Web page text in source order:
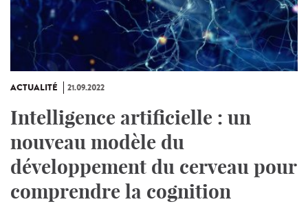
ACTUALITÉ 21.09.2022
Intelligence artificielle : un
nouveau modèle du
développement du cerveau pour
comprendre la cognition